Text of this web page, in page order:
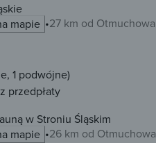
mapie 27 km od Otmuchowa
1 podwójne)
przedpłaty
w Stroniu Śląskim
mapie
26 km od Otmuchowa